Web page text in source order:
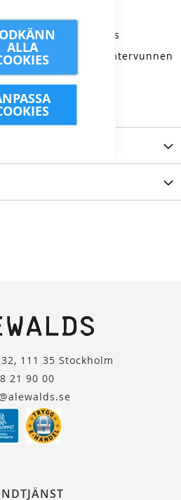
ALLA
områden skyddas
(Diem™), 60D återvunnen
111 35 Stockholm
21 90 00